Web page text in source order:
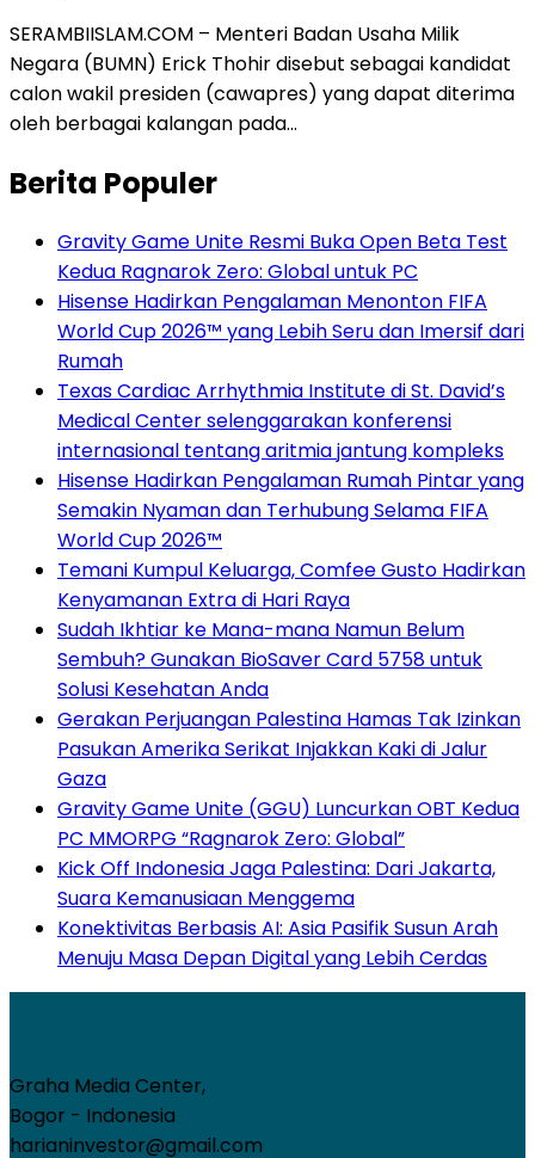
SERAMBIISLAM.COM – Menteri Badan Usaha Milik
Negara (BUMN) Erick Thohir disebut sebagai kandidat
calon wakil presiden (cawapres) yang dapat diterima
oleh berbagai kalangan pada…
Berita Populer
Gravity Game Unite Resmi Buka Open Beta Test
Kedua Ragnarok Zero: Global untuk PC
Hisense Hadirkan Pengalaman Menonton FIFA
World Cup 2026™ yang Lebih Seru dan Imersif dari
Rumah
Texas Cardiac Arrhythmia Institute di St. David’s
Medical Center selenggarakan konferensi
internasional tentang aritmia jantung kompleks
Hisense Hadirkan Pengalaman Rumah Pintar yang
Semakin Nyaman dan Terhubung Selama FIFA
World Cup 2026™
Temani Kumpul Keluarga, Comfee Gusto Hadirkan
Kenyamanan Extra di Hari Raya
Sudah Ikhtiar ke Mana-mana Namun Belum
Sembuh? Gunakan BioSaver Card 5758 untuk
Solusi Kesehatan Anda
Gerakan Perjuangan Palestina Hamas Tak Izinkan
Pasukan Amerika Serikat Injakkan Kaki di Jalur
Gaza
Gravity Game Unite (GGU) Luncurkan OBT Kedua
PC MMORPG “Ragnarok Zero: Global”
Kick Off Indonesia Jaga Palestina: Dari Jakarta,
Suara Kemanusiaan Menggema
Konektivitas Berbasis AI: Asia Pasifik Susun Arah
Menuju Masa Depan Digital yang Lebih Cerdas
Graha Media Center,
Bogor - Indonesia
harianinvestor@gmail.com